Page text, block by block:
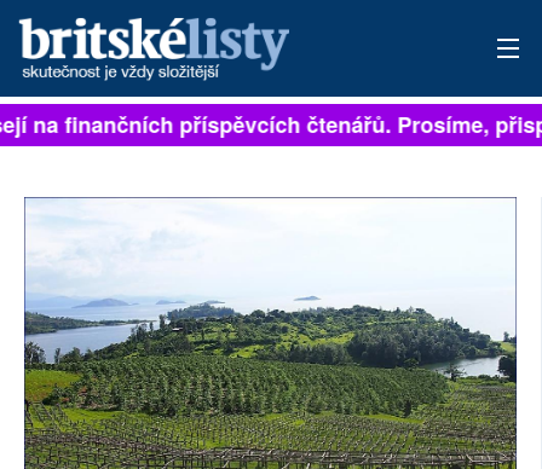
PŘIHLÁSIT
ROZHOVORY
TÉMATA
NEJČTENĚJŠÍ ZA 7 DNÍ
AUTOŘI
na finančních příspěvcích čtenářů. Prosíme,